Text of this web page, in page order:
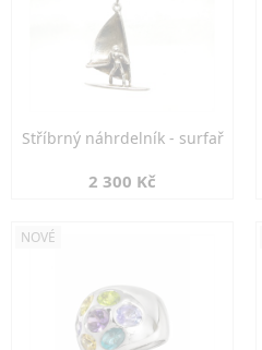
Stříbrný náhrdelník - surfař
2 300 Kč
NOVÉ